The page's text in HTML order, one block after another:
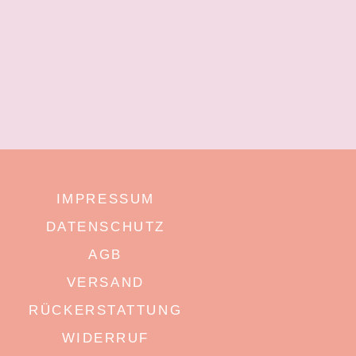
IMPRESSUM
DATENSCHUTZ
AGB
VERSAND
RÜCKERSTATTUNG
WIDERRUF